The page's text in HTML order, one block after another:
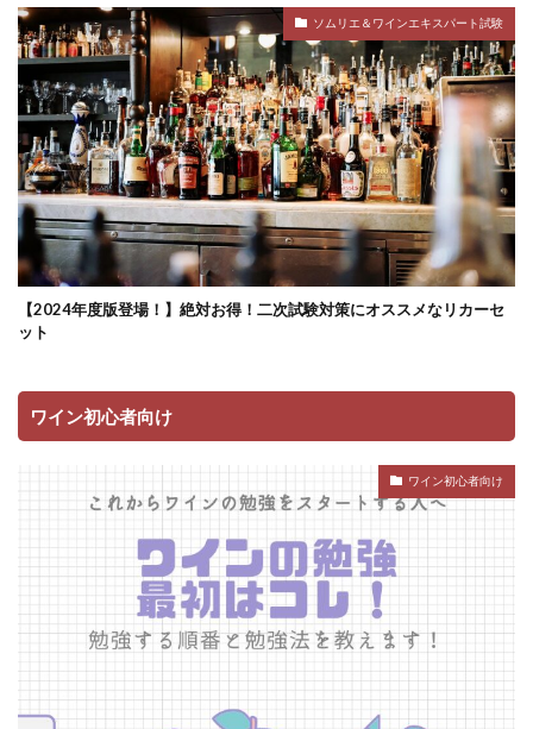
ソムリエ＆ワインエキスパート試験
【2024年度版登場！】絶対お得！二次試験対策にオススメなリカーセ
ット
ワイン初心者向け
ワイン初心者向け